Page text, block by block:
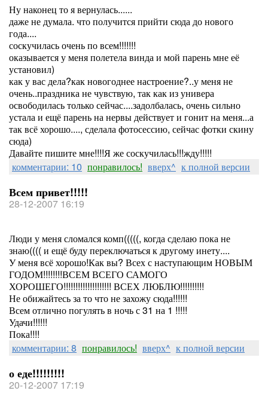
Ну наконец то я вернулась......
даже не думала. что получится прийти сюда до нового
года....
соскучилась очень по всем!!!!!!!
оказывается у меня полетела винда и мой парень мне её
установил)
как у вас дела?как новогоднее настроение?..у меня не
очень..праздника не чувствую, так как из универа
освободилась только сейчас....задолбалась, очень сильно
устала и ещё парень на нервы действует и гонит на меня...а
так всё хорошо...., сделала фотосессию, сейчас фотки скину
сюда)
Давайте пишите мне!!!!Я же соскучилась!!!жду!!!!!
комментарии: 10 понравилось! вверх^ к полной версии
Всем привет!!!!!
28-12-2007 16:19
Люди у меня сломался комп(((((, когда сделаю пока не
знаю(((( и ещё буду переключаться к другому инету....
У меня всё хорошо!Как вы? Всех с наступающим НОВЫМ
ГОДОМ!!!!!!!!ВСЕМ ВСЕГО САМОГО
ХОРОШЕГО!!!!!!!!!!!!!!!!!!!! ВСЕХ ЛЮБЛЮ!!!!!!!!!!
Не обижайтесь за то что не захожу сюда!!!!!!
Всем отлично погулять в ночь с 31 на 1 !!!!!
Удачи!!!!!!
Пока!!!!
комментарии: 8 понравилось! вверх^ к полной версии
о еде!!!!!!!!!
20-12-2007 17:19